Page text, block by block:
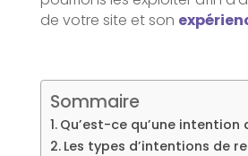
de votre site et son
Sommaire
Qu’est-ce qu’une intention
Les types d’intentions de